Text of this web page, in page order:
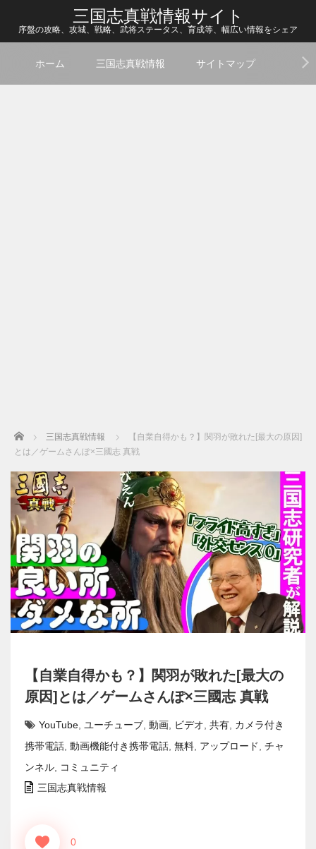
三国志真戦情報サイト
序盤の攻略、攻城、戦略、武将ステータス、育成等、幅広い情報をシェア
ホーム 三国志真戦情報 サイトマップ
Home 三国志真戦情報
【自業自得かも？】関羽が敗れた[最大の原因]
とは／ゲームさんぽ×三國志 真戦
【自業自得かも？】関羽が敗れた[最大の
原因]とは／ゲームさんぽ×三國志 真戦
YouTube ユーチューブ 動画 ビデオ 共有 カメラ付き
携帯電話 動画機能付き携帯電話 無料 アップロード
チャ
ンネル
コミュニティ
三国志真戦情報
0